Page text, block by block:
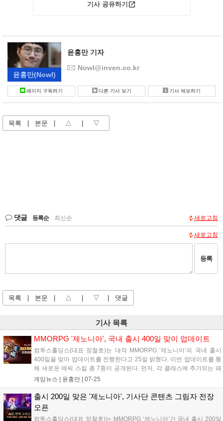
기사 공유하기
윤홍만(Nowl)
윤홍만 기자
Nowl@inven.co.kr
페이지 구독하기 다른 기사 보기 기사 제보하기
목록 | 본문 | △ | ▽
댓글 등록순 최신순 새로고침
새로고침
등록
목록 | 본문 | △ | ▽ | 댓글
기사 목록
MMORPG '제노니아', 국내 출시 400일 맞이 업데이트
컴투스홀딩스(대표 정철호)는 대작 MMORPG ‘제노니아’의 국내 출시
400일을 맞아 업데이트를 진행한다고 25일 밝혔다. 이번 업데이트를 통
해 새로운 에픽 스킬 총 7종이 공개된다. 먼저, 각 클래스에 추가되는 패
시브 스킬을 활용해 더욱 강력하게 업그레이드할 수 있다. 패시브 스킬 6
게임뉴스 | 윤홍만 | 07-25
출시 200일 맞은 '제노니아', 기사단 콘텐츠 그림자 전장
오픈
컴투스홀딩스(대표 정철호)는 MMORPG ‘제노니아’가 국내 출시 200일